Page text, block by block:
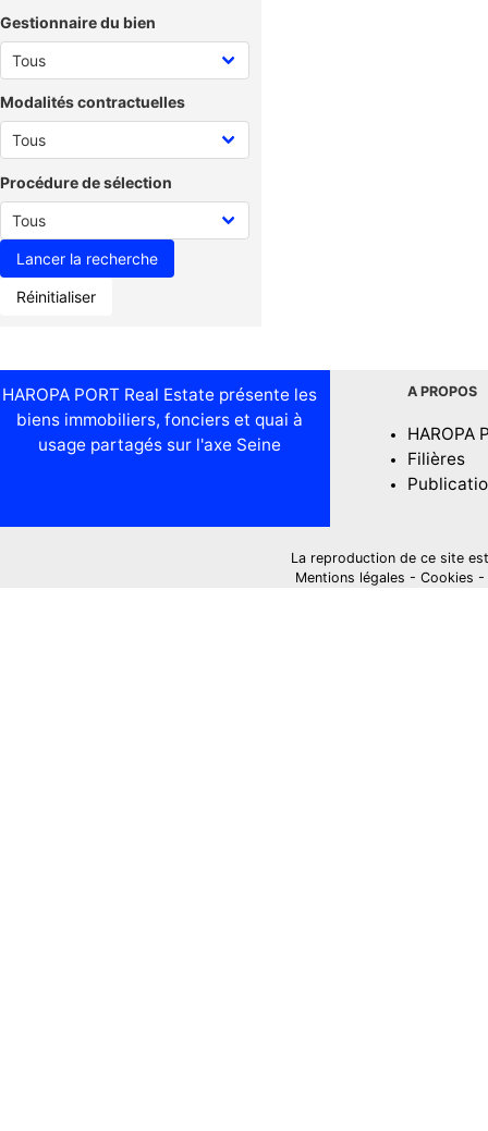
Gestionnaire du bien
Modalités contractuelles
Procédure de sélection
Réinitialiser
HAROPA PORT Real Estate présente les
biens immobiliers, fonciers et quai à
usage partagés sur l'axe Seine
A PROPOS
HAROPA
Filières
La reproduction de ce site
Mentions légales - Cookies -